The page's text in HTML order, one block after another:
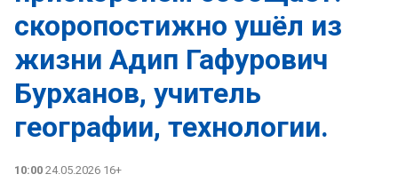
скоропостижно ушёл из
жизни Адип Гафурович
Бурханов, учитель
географии, технологии.
10:00 24.05.2026 16+